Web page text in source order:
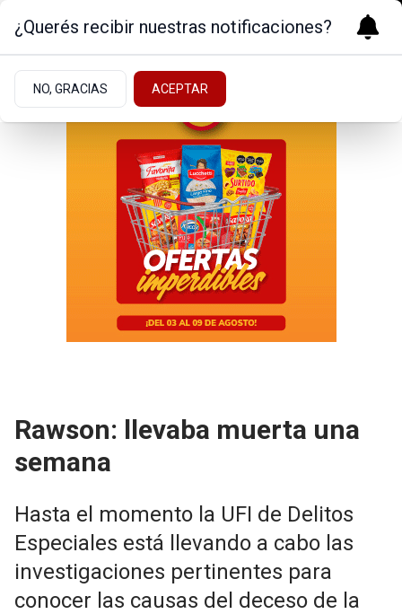
Rawson: llevaba muerta una
semana
Hasta el momento la UFI de Delitos
Especiales está llevando a cabo las
investigaciones pertinentes para
conocer las causas del deceso de la
¿Querés recibir nuestras notificaciones?
NO, GRACIAS ACEPTAR